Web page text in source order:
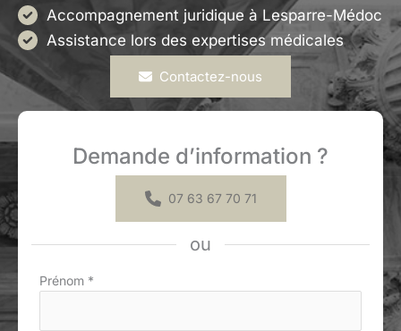
Accompagnement juridique à Lesparre-Médoc
Assistance lors des expertises médicales
Contactez-nous
Demande d’information ?
07 63 67 70 71
ou
Formulaire
Prénom *